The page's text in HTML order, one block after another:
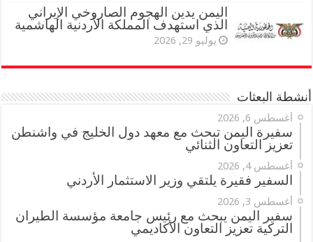
اليمن يدين الهجوم الصاروخي الإيراني
الذي استهدف المملكة الأردنية الهاشمية
يوليو 29, 2026
أنشطة البعثات
أغسطس 6, 2026
سفيرة اليمن تبحث مع معهد دول الخليج في واشنطن
تعزيز التعاون الثنائي
أغسطس 4, 2026
السفير فقيرة يلتقي وزير الاستثمار الأردني
أغسطس 3, 2026
سفير اليمن يبحث مع رئيس جامعة مؤسسة الطيران
التركية تعزيز التعاون الأكاديمي